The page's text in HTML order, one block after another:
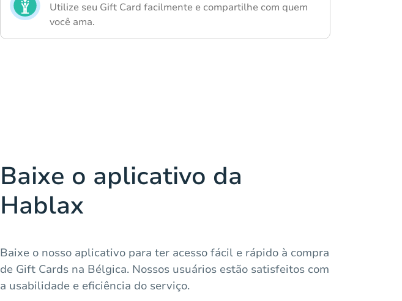
Utilize seu Gift Card facilmente e compartilhe com quem
você ama.
Baixe o aplicativo da
Hablax
Baixe o nosso aplicativo para ter acesso fácil e rápido à compra
de Gift Cards na Bélgica. Nossos usuários estão satisfeitos com
a usabilidade e eficiência do serviço.